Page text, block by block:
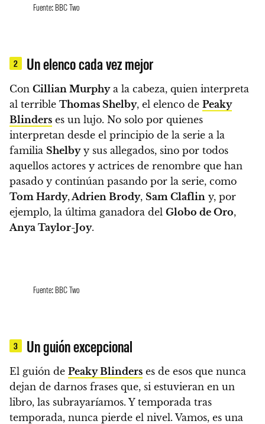
Fuente: BBC Two
2 Un elenco cada vez mejor
Con Cillian Murphya la cabeza, quien interpreta
al terrible Thomas Shelby, el elenco de Peaky
Blinders es un lujo. No solo por quienes
interpretan desde el principio de la serie a la
familia Shelbyy sus allegados, sino por todos
aquellos actores y actrices de renombre que han
pasado y continúan pasando por la serie, como
Tom Hardy, Adrien Brody, Sam Claflin y, por
ejemplo, la última ganadora del Globo de Oro,
Anya Taylor-Joy.
Fuente: BBC Two
3 Un guión excepcional
El guión de Peaky Blinders es de esos que nunca
dejan de darnos frases que, si estuvieran en un
libro, las subrayaríamos. Y temporada tras
temporada, nunca pierde el nivel. Vamos, es una